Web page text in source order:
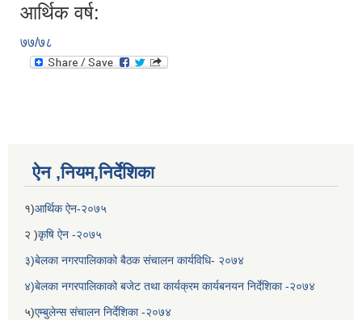
आर्थिक वर्ष:
७७/७८
ऐन ,नियम,निर्देशिका
१)आर्थिक ऐन-२०७५
२ )कृषि ऐन -२०७५
३)बेलका नगरपालिकाको बैठक संचालन कार्यविधि- २०७४
४)बेलका नगरपालिकाको बजेट तथा कार्यक्रम कार्यबनयन निर्देशिका -२०७४
५)एम्बुलेन्स संचालन निर्देशिका -२०७४